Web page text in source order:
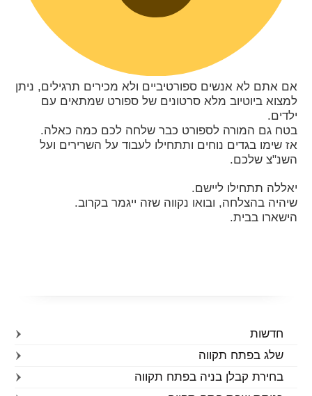
אם אתם לא אנשים ספורטיביים ולא מכירים תרגילים, ניתן
למצוא ביוטיוב מלא סרטונים של ספורט שמתאים עם
ילדים.
בטח גם המורה לספורט כבר שלחה לכם כמה כאלה.
אז שימו בגדים נוחים ותתחילו לעבוד על השרירים ועל
השנ"צ שלכם.
יאללה תתחילו ליישם.
שיהיה בהצלחה, ובואו נקווה שזה ייגמר בקרוב.
הישארו בבית.
חדשות
שלג בפתח תקווה
בחירת קבלן בניה בפתח תקווה